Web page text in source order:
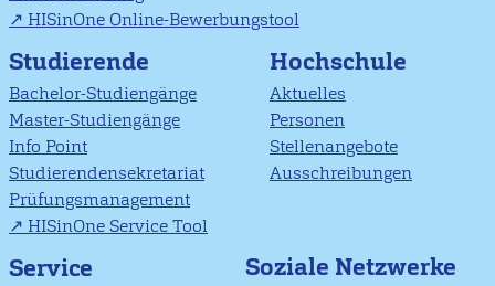
HISinOne Online-Bewerbungstool
Studierende
Bachelor-Studiengänge
Master-Studiengänge
Info Point
Studierendensekretariat
Prüfungsmanagement
HISinOne Service Tool
Hochschule
Aktuelles
Personen
Stellenangebote
Ausschreibungen
Service Soziale Netzwerke